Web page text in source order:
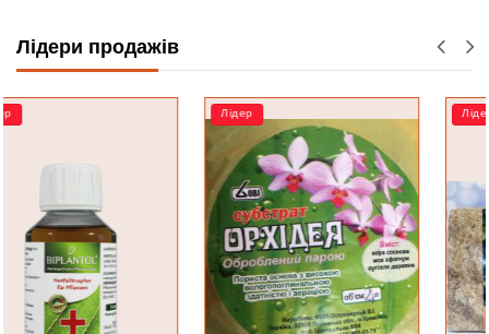
Лідери продажів